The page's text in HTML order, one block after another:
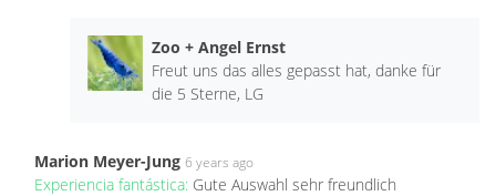
Zoo + Angel Ernst
Freut uns das alles gepasst hat, danke für
die 5 Sterne, LG
Marion Meyer-Jung 6 years ago
Experiencia fantástica: Gute Auswahl sehr freundlich